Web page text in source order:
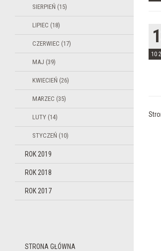
SIERPIEŃ (15)
LIPIEC (18)
CZERWIEC (17)
MAJ (39)
KWIECIEŃ (26)
MARZEC (35)
LUTY (14)
STYCZEŃ (10)
ROK 2019
ROK 2018
ROK 2017
STRONA GŁÓWNA
10